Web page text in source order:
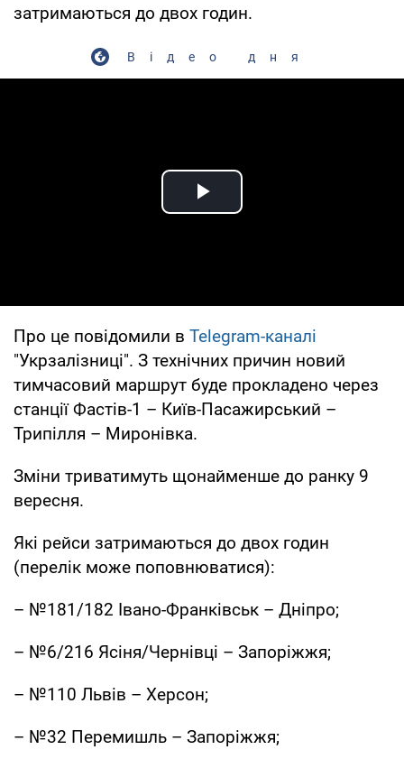
затримаються до двох годин.
Відео дня
Play Video
Про це повідомили в Telegram-каналі
"Укрзалізниці". З технічних причин новий
тимчасовий маршрут буде прокладено через
станції Фастів-1 – Київ-Пасажирський –
Трипілля – Миронівка.
Зміни триватимуть щонайменше до ранку 9
вересня.
Які рейси затримаються до двох годин
(перелік може поповнюватися):
– №181/182 Івано-Франківськ – Дніпро;
– №6/216 Ясіня/Чернівці – Запоріжжя;
– №110 Львів – Херсон;
– №32 Перемишль – Запоріжжя;